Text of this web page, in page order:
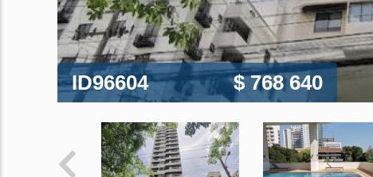
ID96604 $ 768 640